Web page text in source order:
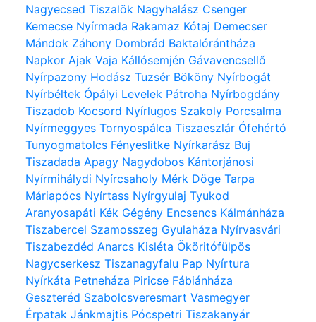
Nagyecsed Tiszalök Nagyhalász Csenger
Kemecse Nyírmada Rakamaz Kótaj Demecser
Mándok Záhony Dombrád Baktalórántháza
Napkor Ajak Vaja Kállósemjén Gávavencsellő
Nyírpazony Hodász Tuzsér Bököny Nyírbogát
Nyírbéltek Ópályi Levelek Pátroha Nyírbogdány
Tiszadob Kocsord Nyírlugos Szakoly Porcsalma
Nyírmeggyes Tornyospálca Tiszaeszlár Ófehértó
Tunyogmatolcs Fényeslitke Nyírkarász Buj
Tiszadada Apagy Nagydobos Kántorjánosi
Nyírmihálydi Nyírcsaholy Mérk Döge Tarpa
Máriapócs Nyírtass Nyírgyulaj Tyukod
Aranyosapáti Kék Gégény Encsencs Kálmánháza
Tiszabercel Szamosszeg Gyulaháza Nyírvasvári
Tiszabezdéd Anarcs Kisléta Ököritófülpös
Nagycserkesz Tiszanagyfalu Pap Nyírtura
Nyírkáta Petneháza Piricse Fábiánháza
Geszteréd Szabolcsveresmart Vasmegyer
Érpatak Jánkmajtis Pócspetri Tiszakanyár